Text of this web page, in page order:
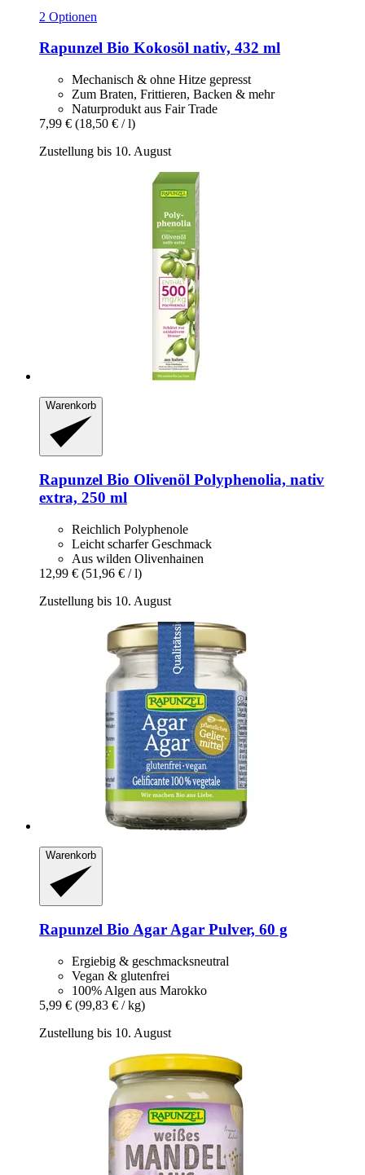
2 Optionen
Rapunzel Bio Kokosöl nativ, 432 ml
Mechanisch & ohne Hitze gepresst
Zum Braten, Frittieren, Backen & mehr
Naturprodukt aus Fair Trade
7,99 € (18,50 € / l)
Zustellung bis 10. August
Warenkorb
Rapunzel Bio Olivenöl Polyphenolia, nativ
extra, 250 ml
Reichlich Polyphenole
Leicht scharfer Geschmack
Aus wilden Olivenhainen
12,99 € (51,96 € / l)
Zustellung bis 10. August
Warenkorb
Rapunzel Bio Agar Agar Pulver, 60 g
Ergiebig & geschmacksneutral
Vegan & glutenfrei
100% Algen aus Marokko
5,99 € (99,83 € / kg)
Zustellung bis 10. August